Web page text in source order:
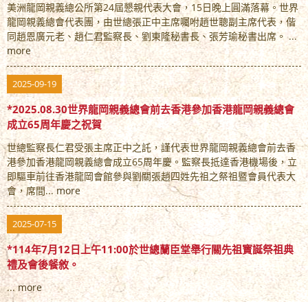
美洲龍岡親義總公所第24屆懇親代表大會，15日晚上圓滿落幕。世界
龍岡親義總會代表團，由世總張正中主席囑咐趙世聰副主席代表，偕
同趙恩廣元老、趙仁君監察長、劉東隆秘書長、張芳瑜秘書出席。 ...
more
2025-09-19
*2025.08.30世界龍岡親義總會前去香港參加香港龍岡親義總會
成立65周年慶之祝賀
世總監察長仁君受張主席正中之託，謹代表世界龍岡親義總會前去香
港參加香港龍岡親義總會成立65周年慶。監察長抵達香港機場後，立
即驅車前往香港龍岡會館參與劉關張趙四姓先祖之祭祖暨會員代表大
會，席間...more
2025-07-15
*114年7月12日上午11:00於世總蘭臣堂舉行關先祖寳誕祭祖典
禮及會後餐敘。
...more